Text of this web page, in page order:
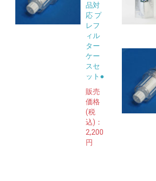
品対
応 プ
レフ
ィル
ター
ケー
スセ
ット●
販売
価格
(税
込)：
2,200
円